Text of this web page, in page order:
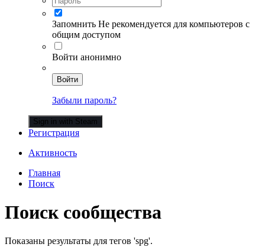
Запомнить Не рекомендуется для компьютеров с
общим доступом
Войти анонимно
Войти
Забыли пароль?
Sign in with Steam
Регистрация
Активность
Главная
Поиск
Поиск сообщества
Показаны результаты для тегов 'spg'.